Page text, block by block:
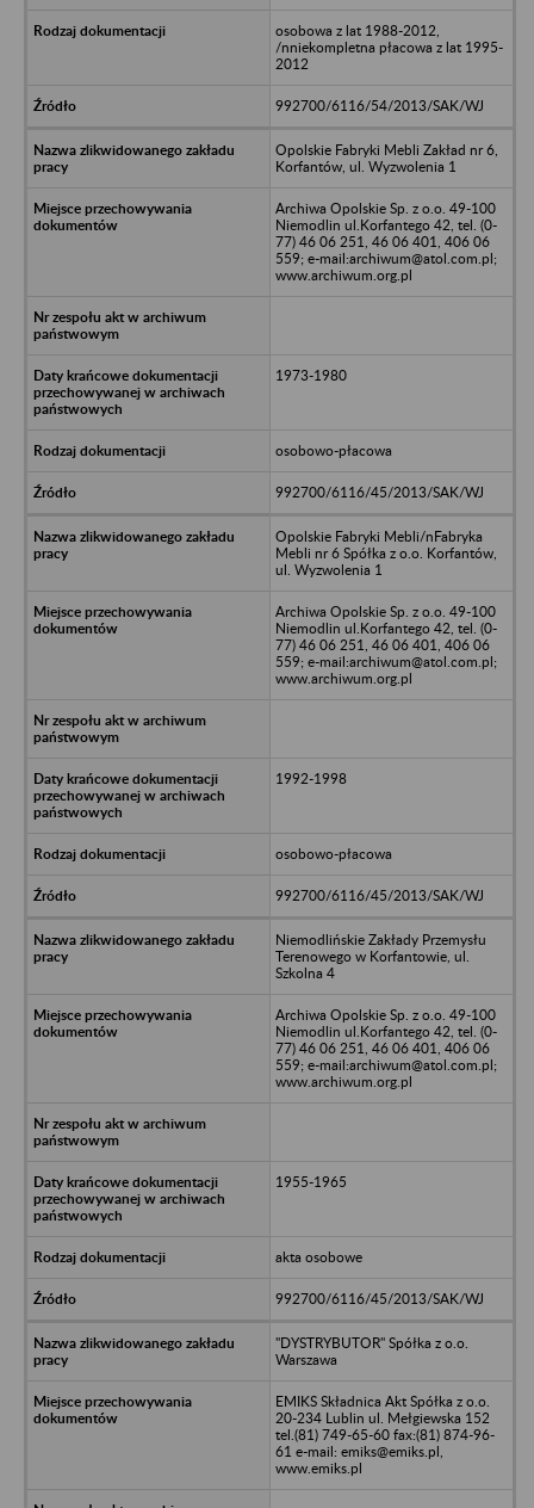
osobowa z lat 1988-2012,
/nniekompletna płacowa z lat 1995-
2012
992700/6116/54/2013/SAK/WJ
Opolskie Fabryki Mebli Zakład nr 6,
Korfantów, ul. Wyzwolenia 1
Archiwa Opolskie Sp. z o.o. 49-100
Niemodlin ul.Korfantego 42, tel. (0-
77) 46 06 251, 46 06 401, 406 06
559; e-mail:archiwum@atol.com.pl;
www.archiwum.org.pl
1973-1980
osobowo-płacowa
992700/6116/45/2013/SAK/WJ
Opolskie Fabryki Mebli/nFabryka
Mebli nr 6 Spółka z o.o. Korfantów,
ul. Wyzwolenia 1
Archiwa Opolskie Sp. z o.o. 49-100
Niemodlin ul.Korfantego 42, tel. (0-
77) 46 06 251, 46 06 401, 406 06
559; e-mail:archiwum@atol.com.pl;
www.archiwum.org.pl
1992-1998
osobowo-płacowa
992700/6116/45/2013/SAK/WJ
Niemodlińskie Zakłady Przemysłu
Terenowego w Korfantowie, ul.
Szkolna 4
Archiwa Opolskie Sp. z o.o. 49-100
Niemodlin ul.Korfantego 42, tel. (0-
77) 46 06 251, 46 06 401, 406 06
559; e-mail:archiwum@atol.com.pl;
www.archiwum.org.pl
1955-1965
akta osobowe
992700/6116/45/2013/SAK/WJ
"DYSTRYBUTOR" Spółka z o.o.
Warszawa
EMIKS Składnica Akt Spółka z o.o.
20-234 Lublin ul. Mełgiewska 152
tel.(81) 749-65-60 fax:(81) 874-96-
61 e-mail: emiks@emiks.pl,
www.emiks.pl